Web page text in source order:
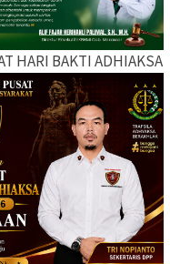
HARI BAKTI ADHIAKSA